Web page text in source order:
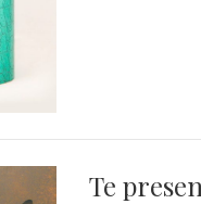
Te